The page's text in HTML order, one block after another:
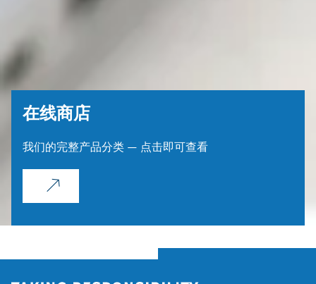
在线商店
我们的完整产品分类 — 点击即可查看